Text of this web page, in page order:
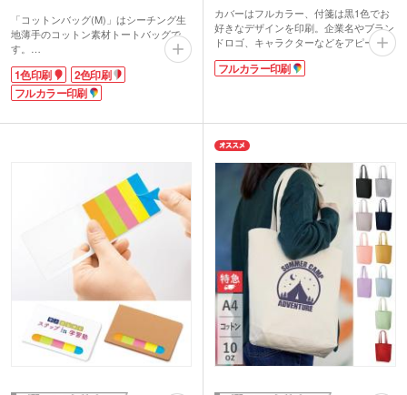
「コットンバッグ(M)」はシーチング生
地薄手のコットン素材トートバッグで
す。
毎日の生活シーンで出番が多いのは、コ
ットンバッグ(M)のようなシンプルで軽
いトートバッグ。たたんでメインバッグ
えたときも大丈夫。活用度の高いアイテ
1色印刷
2色印刷
フルカラー印刷
カバーはフルカラー、付箋は黒1色でお
好きなデザインを印刷。企業名やブラン
ドロゴ、キャラクターなどをアピールで
きるので、販促効果抜群なノベルティが
制作できます。カバーの内側や裏面にも
やオープンキャンパスの来場ノベルテ
など幅広いシーンで配布できます。ポス
トインできるサイズなので資料などと一
緒に気軽に郵送も可能です。
フルカラー印刷